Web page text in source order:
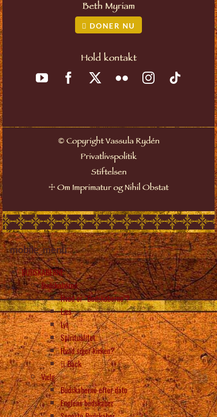
Beth Myriam
DONER NU
Hold kontakt
©Copyright Vassula Rydén
Privatlivspolitik
Stiftelsen
☩ Om Imprimatur og Nihil Obstat
mobile_menu
BUDSKABERNE
Budskaberne
Hvad er “Budskaberne”?
Læs
Lyt
Spiritualitet
Hvad siger kirken?
Back
Vælg
Budskaberne efter dato
Englens budskaber